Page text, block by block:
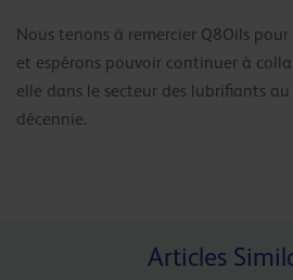
Nous tenons à remercier Q8Oils
et espérons pouvoir continuer à
elle dans le secteur des lubrifiants
décennie.
Articles